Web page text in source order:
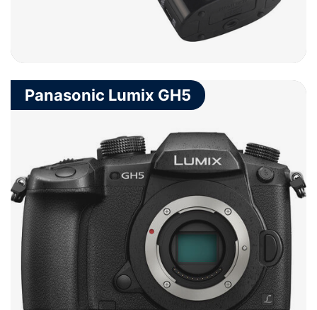
Panasonic Lumix GH5